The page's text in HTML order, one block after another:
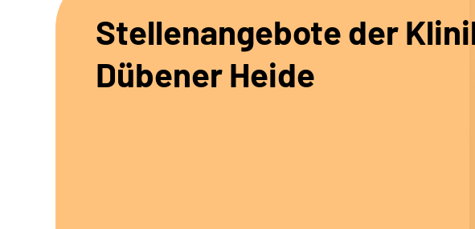
Stellenangebote der
Dübener Heide